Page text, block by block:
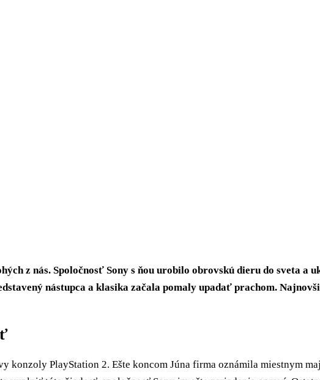
z nás. Spoločnosť Sony s ňou urobilo obrovskú dieru do sveta a
nástupca a klasika začala pomaly upadať prachom.
PlayStation 2. Ešte koncom Júna firma oznámila miestnym